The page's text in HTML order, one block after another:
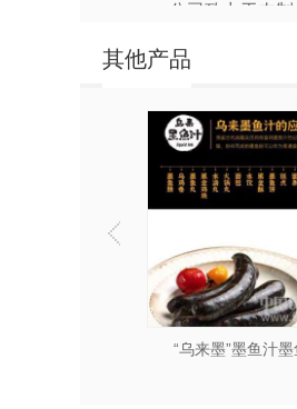
公司致力于肉
其他产品
“乌来墨”墨鱼汁